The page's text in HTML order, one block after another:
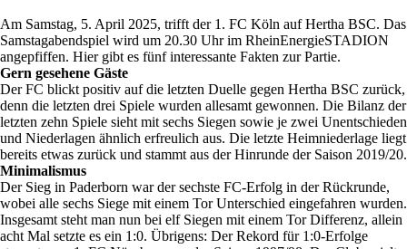
Am Samstag, 5. April 2025, trifft der 1. FC Köln auf Hertha BSC. Das
Samstagabendspiel wird um 20.30 Uhr im RheinEnergieSTADION
angepfiffen. Hier gibt es fünf interessante Fakten zur Partie.
Gern gesehene Gäste
Der FC blickt positiv auf die letzten Duelle gegen Hertha BSC zurück,
denn die letzten drei Spiele wurden allesamt gewonnen. Die Bilanz der
letzten zehn Spiele sieht mit sechs Siegen sowie je zwei Unentschieden
und Niederlagen ähnlich erfreulich aus. Die letzte Heimniederlage liegt
bereits etwas zurück und stammt aus der Hinrunde der Saison 2019/20.
Minimalismus
Der Sieg in Paderborn war der sechste FC-Erfolg in der Rückrunde,
wobei alle sechs Siege mit einem Tor Unterschied eingefahren wurden.
Insgesamt steht man nun bei elf Siegen mit einem Tor Differenz, allein
acht Mal setzte es ein 1:0. Übrigens: Der Rekord für 1:0-Erfolge